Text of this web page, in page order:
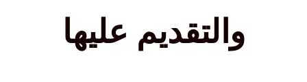
والتقديم عليها